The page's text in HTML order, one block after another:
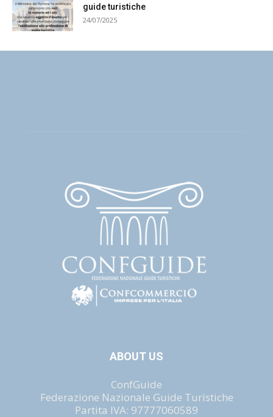
guide turistiche
24/07/2025
ABOUT US
ConfGuide
Federazione Nazionale Guide Turistiche
Partita IVA: 97777060589